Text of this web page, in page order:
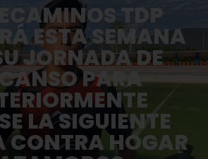
TDP
ESTA SEMANA
JORNADA DE
PARA
LA SIGUIENTE
CONTRA HOGAR